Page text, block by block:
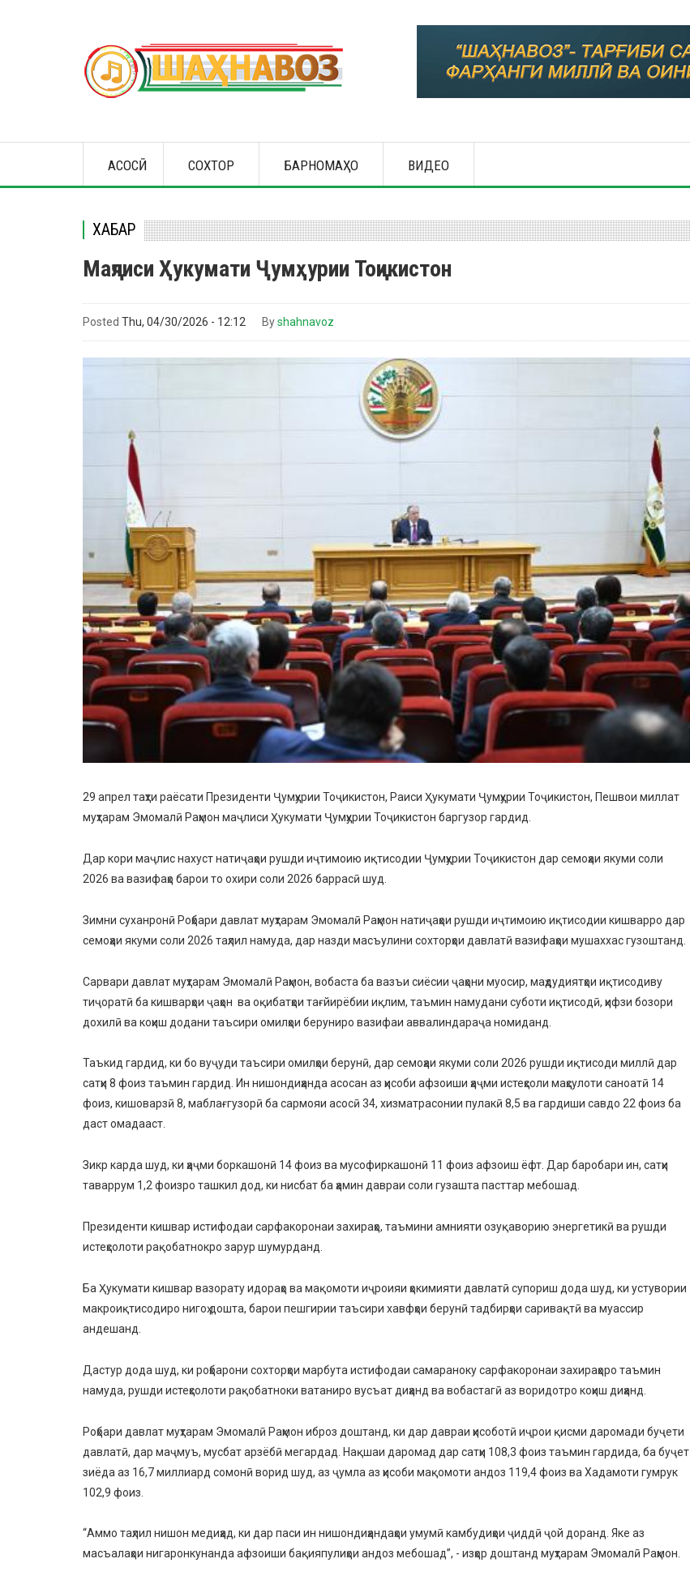
navigation
АСОСӢ СОХТОР БАРНОМАҲО ВИДЕО
ХАБАР
Маҷлиси Ҳукумати Ҷумҳурии Тоҷикистон
Posted Thu, 04/30/2026 - 12:12 Byshahnavoz
29 апрел таҳти раёсати Президенти Ҷумҳурии Тоҷикистон, Раиси Ҳукумати Ҷумҳурии Тоҷикистон, Пешвои миллат
муҳтарам Эмомалӣ Раҳмон маҷлиси Ҳукумати Ҷумҳурии Тоҷикистон баргузор гардид.
Дар кори маҷлис нахуст натиҷаҳои рушди иҷтимоию иқтисодии Ҷумҳурии Тоҷикистон дар семоҳаи якуми соли
2026 ва вазифаҳо барои то охири соли 2026 баррасӣ шуд.
Зимни суханронӣ Роҳбари давлат муҳтарам Эмомалӣ Раҳмон натиҷаҳои рушди иҷтимоию иқтисодии кишварро дар
семоҳаи якуми соли 2026 таҳлил намуда, дар назди масъулини сохторҳои давлатӣ вазифаҳои мушаххас гузоштанд.
Сарвари давлат муҳтарам Эмомалӣ Раҳмон, вобаста ба вазъи сиёсии ҷаҳони муосир, маҳдудиятҳои иқтисодиву
тиҷоратӣ ба кишварҳои ҷаҳон ва оқибатҳои тағйирёбии иқлим, таъмин намудани суботи иқтисодӣ, ҳифзи бозори
дохилӣ ва коҳиш додани таъсири омилҳои беруниро вазифаи аввалиндараҷа номиданд.
Таъкид гардид, ки бо вуҷуди таъсири омилҳои берунӣ, дар семоҳаи якуми соли 2026 рушди иқтисоди миллӣ дар
сатҳи 8 фоиз таъмин гардид. Ин нишондиҳанда асосан аз ҳисоби афзоиши ҳаҷми истеҳсоли маҳсулоти саноатӣ 14
фоиз, кишоварзӣ 8, маблағгузорӣ ба сармояи асосӣ 34, хизматрасонии пулакӣ 8,5 ва гардиши савдо 22 фоиз ба
даст омадааст.
Зикр карда шуд, ки ҳаҷми боркашонӣ 14 фоиз ва мусофиркашонӣ 11 фоиз афзоиш ёфт. Дар баробари ин, сатҳи
таваррум 1,2 фоизро ташкил дод, ки нисбат ба ҳамин давраи соли гузашта пасттар мебошад.
Президенти кишвар истифодаи сарфакоронаи захираҳо, таъмини амнияти озуқаворию энергетикӣ ва рушди
истеҳсолоти рақобатнокро зарур шумурданд.
Ба Ҳукумати кишвар вазорату идораҳо ва мақомоти иҷроияи ҳокимияти давлатӣ супориш дода шуд, ки устувории
макроиқтисодиро нигоҳ дошта, барои пешгирии таъсири хавфҳои берунӣ тадбирҳои саривақтӣ ва муассир
андешанд.
Дастур дода шуд, ки роҳбарони сохторҳои марбута истифодаи самараноку сарфакоронаи захираҳоро таъмин
намуда, рушди истеҳсолоти рақобатноки ватаниро вусъат диҳанд ва вобастагӣ аз воридотро коҳиш диҳанд.
Роҳбари давлат муҳтарам Эмомалӣ Раҳмон иброз доштанд, ки дар давраи ҳисоботӣ иҷрои қисми даромади буҷети
давлатӣ, дар маҷмуъ, мусбат арзёбӣ мегардад. Нақшаи даромад дар сатҳи 108,3 фоиз таъмин гардида, ба буҷет
зиёда аз 16,7 миллиард сомонӣ ворид шуд, аз ҷумла аз ҳисоби мақомоти андоз 119,4 фоиз ва Хадамоти гумрук
102,9 фоиз.
“Аммо таҳлил нишон медиҳад, ки дар паси ин нишондиҳандаҳои умумӣ камбудиҳои ҷиддӣ ҷой доранд. Яке аз
масъалаҳои нигаронкунанда афзоиши бақияпулиҳои андоз мебошад”, - изҳор доштанд муҳтарам Эмомалӣ Раҳмон.